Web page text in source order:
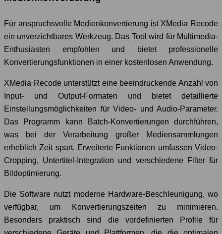
Für anspruchsvolle Medienkonvertierung ist XMedia Recode
ein unverzichtbares Werkzeug. Das Tool wird für Multimedia-
Enthusiasten empfohlen und bietet professionelle
Konvertierungsfunktionen in einer kostenlosen Anwendung.
XMedia Recode unterstützt eine beeindruckende Anzahl von
Input- und Output-Formaten und bietet detaillierte
Einstellungsmöglichkeiten für Video- und Audio-Parameter.
Das Programm kann Batch-Konvertierungen durchführen,
was bei der Verarbeitung großer Mediensammlungen
erheblich Zeit spart. Erweiterte Funktionen umfassen Video-
Cropping, Untertitel-Integration und verschiedene Filter für
Bildoptimierung.
Die Software nutzt moderne Hardware-Beschleunigung, wo
verfügbar, um Konvertierungszeiten zu minimieren.
Besonders praktisch sind die vordefinierten Profile für